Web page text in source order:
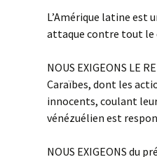
L’Amérique latine est
attaque contre tout
NOUS EXIGEONS LE
Caraïbes, dont les
innocents, coulant
vénézuélien est
NOUS EXIGEONS du